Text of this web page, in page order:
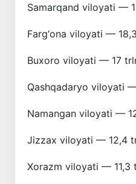
Samarqand viloyati —
Farg‘ona viloyati —
Buxoro viloyati — 17
Qashqadaryo viloyati —
Namangan viloyati —
Jizzax viloyati — 12,4
Xorazm viloyati — 11,3